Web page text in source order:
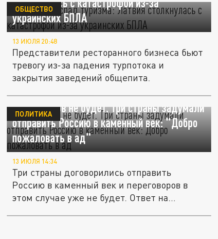
украинских БПЛА
ОБЩЕСТВО
13 ИЮЛЯ 20:48
Представители ресторанного бизнеса бьют
тревогу из-за падения турпотока и
закрытия заведений общепита.
Переговоров не будет. Три страны задумали
отправить Россию в каменный век: "Добро
пожаловать в ад"
ПОЛИТИКА
13 ИЮЛЯ 14:34
Три страны договорились отправить
Россию в каменный век и переговоров в
этом случае уже не будет. Ответ на...